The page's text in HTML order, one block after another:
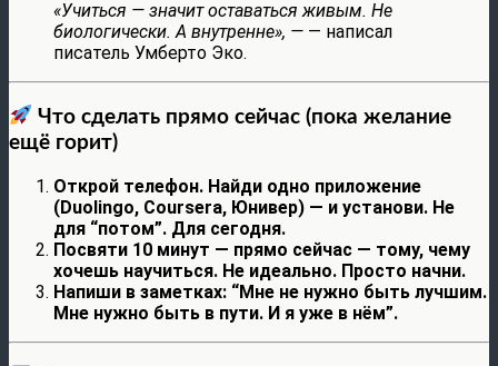
«Учиться — значит оставаться живым. Не
биологически. А внутренне», — — написал
писатель Умберто Эко.
Что сделать прямо сейчас (пока желание
ещё горит)
Открой телефон. Найди одно приложение
(Duolingo, Coursera, Юнивер) — и установи. Не
для “потом”. Для сегодня.
Посвяти 10 минут — прямо сейчас — тому, чему
хочешь научиться. Не идеально. Просто начни.
Напиши в заметках: “Мне не нужно быть лучшим.
Мне нужно быть в пути. И я уже в нём”.